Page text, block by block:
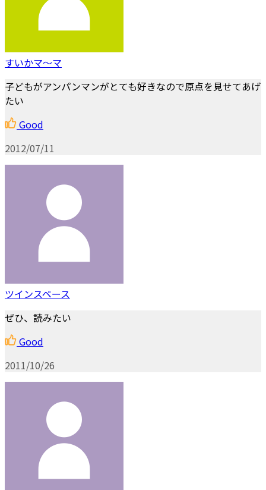
すいかマ～マ
子どもがアンパンマンがとても好きなので原点を見せてあげ
たい
Good
2012/07/11
ツインスペース
ぜひ、読みたい
Good
2011/10/26